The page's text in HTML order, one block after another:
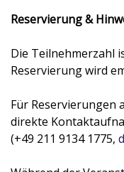
Reservierung &
Die Teilnehmerzahl
Reservierung wird
Für Reservierungen
direkte
(+49 211 9134 1775,